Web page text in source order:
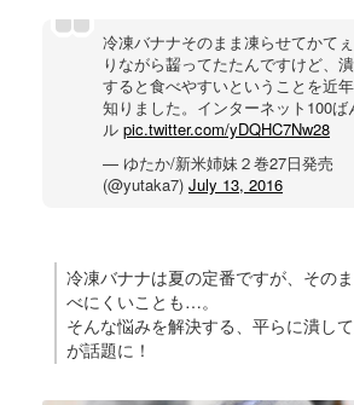
冷凍バナナそのまま凍らせてかて
りながら齧ってたたんですけど、
すると食べやすいということを近
知りました。インターネット100ば
ル pic.twitter.com/yDQHC7Nw28
— ゆたか/新米姉妹２巻27日発売
(@yutaka7) July 13, 2016
冷凍バナナは夏の定番ですが、その
べにくいことも…。
そんな悩みを解決する、平らに潰し
が話題に！